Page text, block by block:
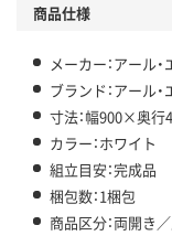
商品仕様
メーカー：アール
ブランド：アール
寸法：幅900×奥
カラー：ホワイト
組立目安：完成品
梱包数：1梱包
商品区分：両開き